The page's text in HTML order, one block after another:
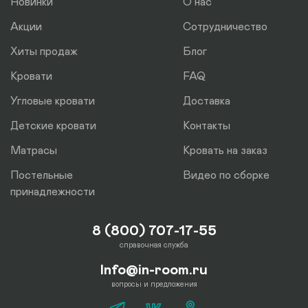
Акции
Хиты продаж
Кровати
Угловые кровати
Детские кровати
Матрасы
Постельные
принадлежности
Сотрудничество
Блог
FAQ
Доставка
Контакты
Кровать на заказ
Видео по сборке
8 (800) 707-17-55
справочная служба
Info@in-room.ru
вопросы и предложения